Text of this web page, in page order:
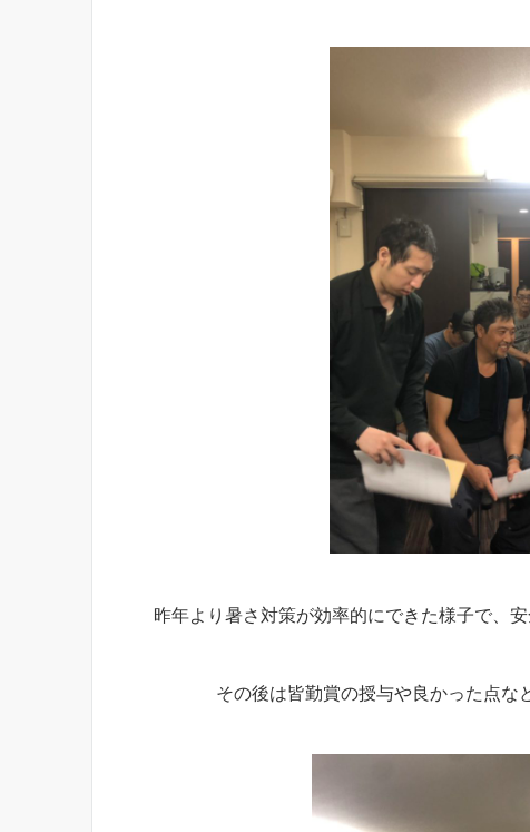
昨年より暑さ対策が効率的にできた様子で、
その後は皆勤賞の授与や良かった点な